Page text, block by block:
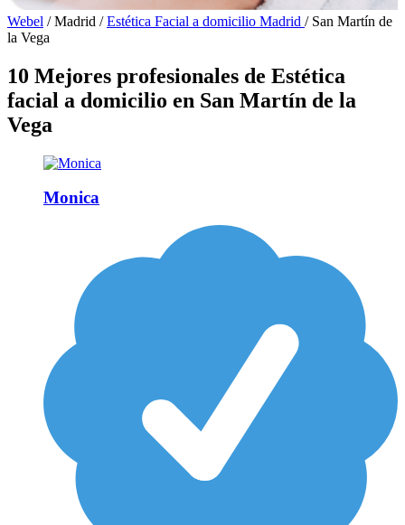
Webel / Madrid / Estética Facial a domicilio Madrid / San Martín de
la Vega
10 Mejores profesionales de Estética
facial a domicilio en San Martín de la
Vega
Monica